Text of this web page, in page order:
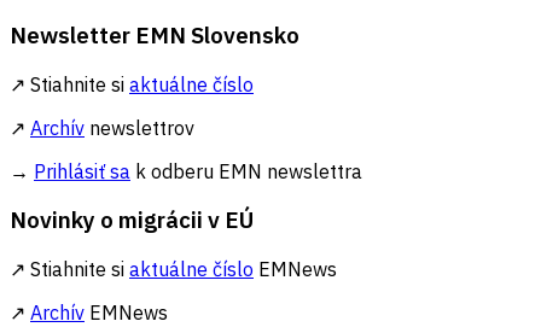
Newsletter EMN Slovensko
↗ Stiahnite si aktuálne číslo
↗ Archív newslettrov
→ Prihlásiť sa k odberu EMN newslettra
Novinky o migrácii v EÚ
↗ Stiahnite si aktuálne číslo EMNews
↗ Archív EMNews